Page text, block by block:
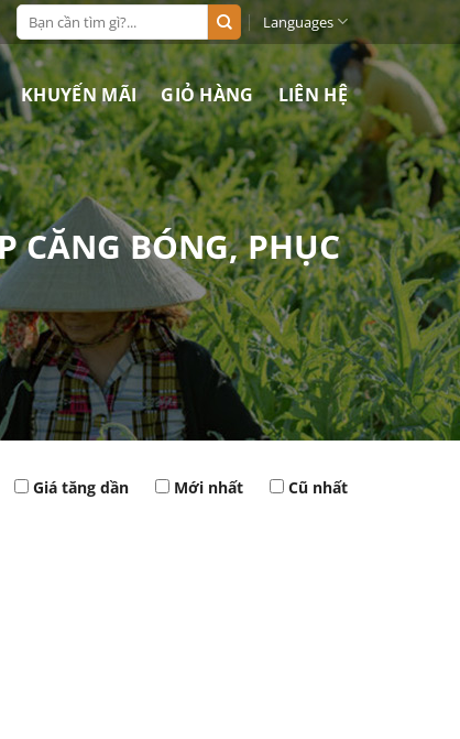
Search
for:
Languages
KHUYẾN MÃI GIỎ HÀNG LIÊN HỆ
CĂNG BÓNG, PHỤC
Giá tăng dần Mới nhất Cũ nhất